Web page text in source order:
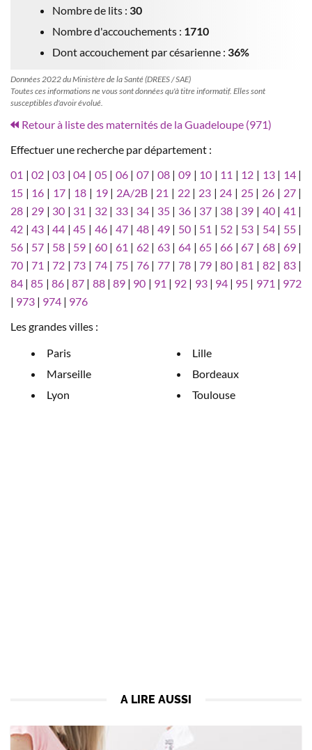
Nombre de lits : 30
Nombre d'accouchements : 1710
Dont accouchement par césarienne : 36%
Données 2022 du Ministère de la Santé (DREES / SAE)
Toutes ces informations ne vous sont données qu'à titre informatif. Elles sont
susceptibles d'avoir évolué.
Retour à liste des maternités de la Guadeloupe (971)
Effectuer une recherche par département :
01 |02 |03 |04 | 05| 06| 07| 08| 09 | 10 | 11 | 12 | 13| 14|
15 | 16 | 17| 18 | 19| 2A/2B| 21 | 22| 23 | 24 | 25| 26 | 27|
28 | 29 | 30 | 31 | 32| 33| 34| 35| 36 | 37 | 38 | 39 | 40| 41 |
42 |43 |44 |45 | 46| 47| 48| 49| 50 | 51 | 52 | 53 | 54| 55|
56 | 57 | 58 | 59 | 60| 61 | 62| 63| 64 |65 |66 |67 | 68| 69|
70 |71 |72 |73 | 74| 75| 76| 77| 78 |79 |80 |81 | 82| 83|
84 |85 | 86|87 | 88| 89| 90 | 91 | 92 | 93| 94| 95 | 971 | 972
| 973 | 974 | 976
Les grandes villes :
Paris
Marseille
Lyon
Lille
Bordeaux
Toulouse
A LIRE AUSSI